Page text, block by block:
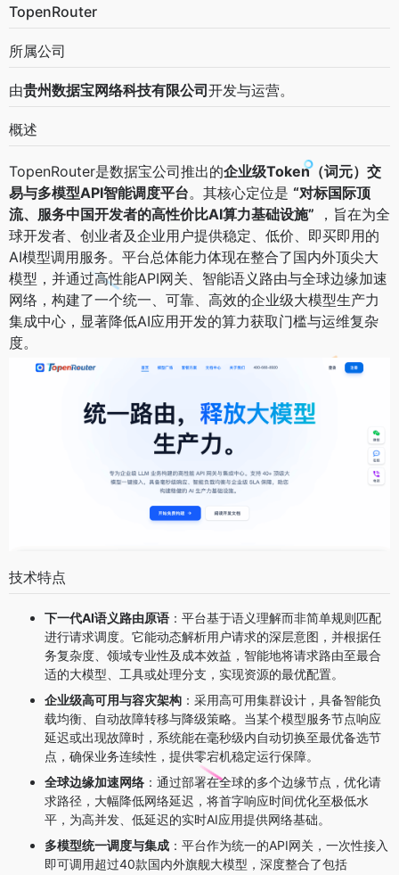
TopenRouter
所属公司
由贵州数据宝网络科技有限公司开发与运营。
概述
TopenRouter是数据宝公司推出的企业级Token（词元）交
易与多模型API智能调度平台。其核心定位是 “对标国际顶
流、服务中国开发者的高性价比AI算力基础设施” ​ ，旨在为全
球开发者、创业者及企业用户提供稳定、低价、即买即用的
AI模型调用服务。平台总体能力体现在整合了国内外顶尖大
模型，并通过高性能API网关、智能语义路由与全球边缘加速
网络，构建了一个统一、可靠、高效的企业级大模型生产力
集成中心，显著降低AI应用开发的算力获取门槛与运维复杂
度。
技术特点
下一代AI语义路由原语 ：平台基于语义理解而非简单规则匹配
进行请求调度。它能动态解析用户请求的深层意图，并根据任
务复杂度、领域专业性及成本效益，智能地将请求路由至最合
适的大模型、工具或处理分支，实现资源的最优配置。
企业级高可用与容灾架构 ：采用高可用集群设计，具备智能负
载均衡、自动故障转移与降级策略。当某个模型服务节点响应
延迟或出现故障时，系统能在毫秒级内自动切换至最优备选节
点，确保业务连续性，提供零宕机稳定运行保障。
全球边缘加速网络 ：通过部署在全球的多个边缘节点，优化请
求路径，大幅降低网络延迟，将首字响应时间优化至极低水
平，为高并发、低延迟的实时AI应用提供网络基础。
多模型统一调度与集成 ：平台作为统一的API网关，一次性接入
即可调用超过40款国内外旗舰大模型，深度整合了包括